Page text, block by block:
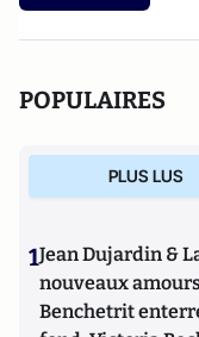
POPULAIRES
PLUS LUS
1Jean Dujardin &
nouveaux
Benchetrit